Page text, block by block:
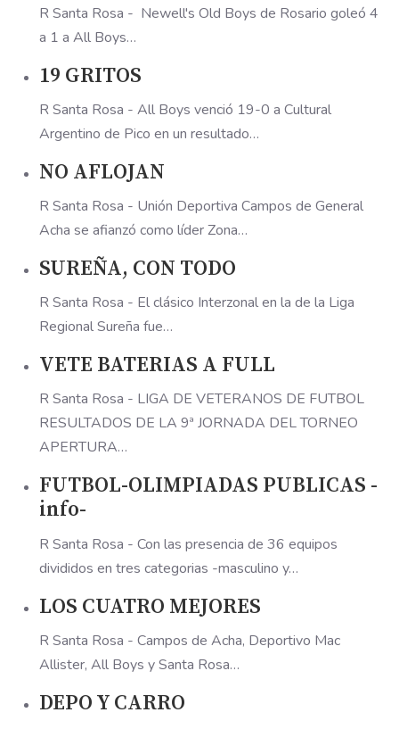
R Santa Rosa - Newell's Old Boys de Rosario goleó 4
a 1 a All Boys…
19 GRITOS
R Santa Rosa - All Boys venció 19-0 a Cultural
Argentino de Pico en un resultado…
NO AFLOJAN
R Santa Rosa - Unión Deportiva Campos de General
Acha se afianzó como líder Zona…
SUREÑA, CON TODO
R Santa Rosa - El clásico Interzonal en la de la Liga
Regional Sureña fue…
VETE BATERIAS A FULL
R Santa Rosa - LIGA DE VETERANOS DE FUTBOL
RESULTADOS DE LA 9ª JORNADA DEL TORNEO
APERTURA…
FUTBOL-OLIMPIADAS PUBLICAS -
info-
R Santa Rosa - Con las presencia de 36 equipos
divididos en tres categorias -masculino y…
LOS CUATRO MEJORES
R Santa Rosa - Campos de Acha, Deportivo Mac
Allister, All Boys y Santa Rosa…
DEPO Y CARRO